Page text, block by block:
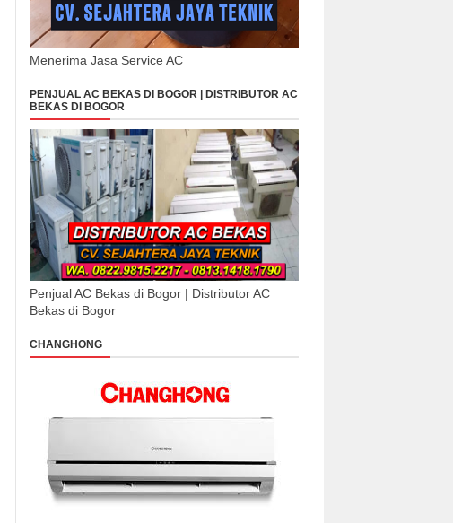
Menerima Jasa Service AC
PENJUAL AC BEKAS DI BOGOR | DISTRIBUTOR AC
BEKAS DI BOGOR
Penjual AC Bekas di Bogor | Distributor AC
Bekas di Bogor
CHANGHONG